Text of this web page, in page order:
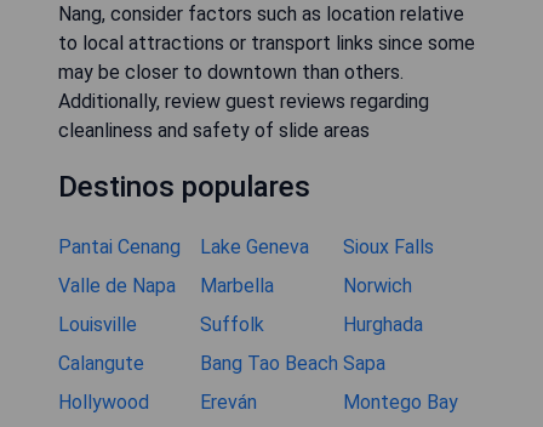
Nang, consider factors such as location relative
to local attractions or transport links since some
may be closer to downtown than others.
Additionally, review guest reviews regarding
cleanliness and safety of slide areas
Destinos populares
Pantai Cenang Lake Geneva
Sioux Falls
Valle de Napa
Marbella
Norwich
Louisville
Suffolk
Hurghada
Calangute
Bang Tao Beach Sapa
Hollywood
Ereván
Montego Bay